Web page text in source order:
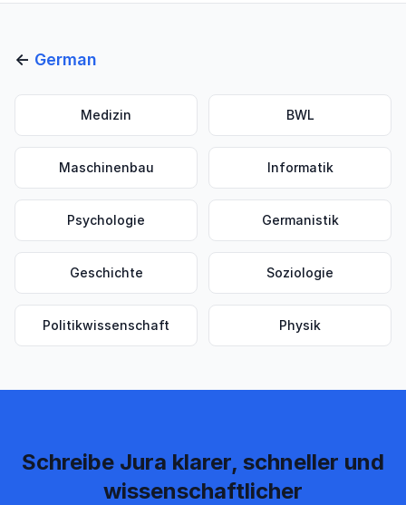
← German
Medizin BWL
Maschinenbau Informatik
Psychologie Germanistik
Geschichte Soziologie
Politikwissenschaft Physik
Schreibe Jura klarer, schneller und
wissenschaftlicher